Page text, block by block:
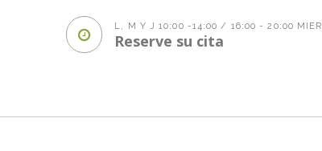
L, M Y J 10:00 -14:00 / 16:00 - 20:00
Reserve su cita